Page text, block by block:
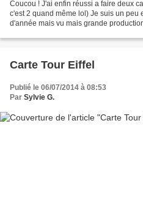
Coucou ! J'ai enfin réussi a faire deux
c'est 2 quand même lol) Je suis un peu
d'année mais vu mais grande
Carte Tour Eiffel
Publié le 06/07/2014 à 08:53
Par Sylvie G.